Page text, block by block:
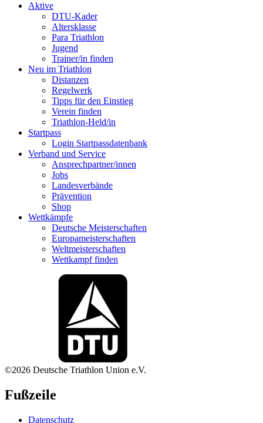
Aktive
DTU-Kader
Altersklasse
Para Triathlon
Jugend
Trainer/in finden
Neu im Triathlon
Distanzen
Regelwerk
Tipps für den Einstieg
Verein finden
Triathlon-Held/in
Startpass
Login Startpassdatenbank
Verband und Service
Ansprechpartner/innen
Jobs
Landesverbände
Prävention
Shop
Wettkämpfe
Deutsche Meisterschaften
Europameisterschaften
Weltmeisterschaften
Wettkampf finden
©2026 Deutsche Triathlon Union e.V.
Fußzeile
Datenschutz